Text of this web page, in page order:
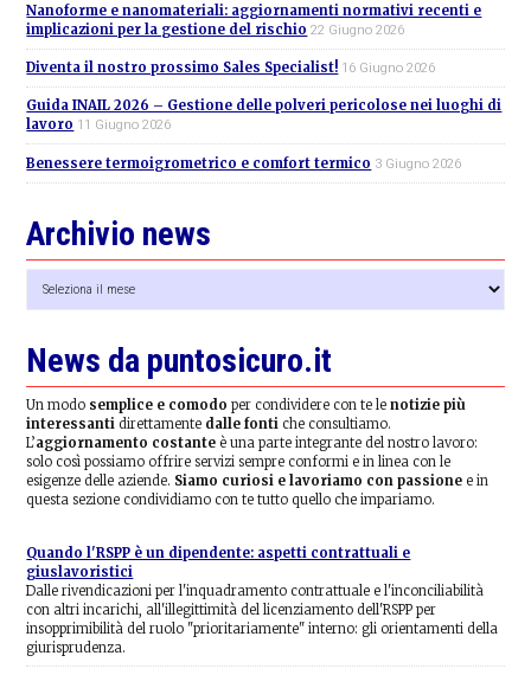
Nanoforme e nanomateriali: aggiornamenti normativi recenti e
implicazioni per la gestione del rischio 22 Giugno 2026
Diventa il nostro prossimo Sales Specialist! 16 Giugno 2026
Guida INAIL 2026 – Gestione delle polveri pericolose nei luoghi di
lavoro 11 Giugno 2026
Benessere termoigrometrico e comfort termico 3 Giugno 2026
Archivio news
news
News da puntosicuro.it
Un modo semplice e comodo per condividere con te lenotizie più
interessanti direttamente dalle fonti che consultiamo.
L’aggiornamento costante è una parte integrante del nostro lavoro:
solo così possiamo offrire servizi sempre conformi e in linea con le
esigenze delle aziende. Siamo curiosi e lavoriamo con passione e in
questa sezione condividiamo con te tutto quello che impariamo.
Quando l'RSPP è un dipendente: aspetti contrattuali e
giuslavoristici
Dalle rivendicazioni per l'inquadramento contrattuale e l'inconciliabilità
con altri incarichi, all'illegittimità del licenziamento dell'RSPP per
insopprimibilità del ruolo "prioritariamente" interno: gli orientamenti della
giurisprudenza.